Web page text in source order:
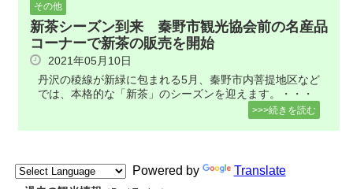
その他
新茶シーズン到来 秦野市観光協会前の名産品
コーナーで新茶の販売を開始
2021年05月10日
丹沢の稜線が新緑に包まれる5月、秦野市内菩提地区など
では、本格的な「新茶」のシーズンを迎えます。・・・
>>>続きを読む
Powered by Translate